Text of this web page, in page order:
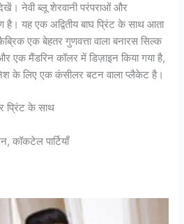
नेवी ब्लू शेरवानी परंपराओं और
यह एक अद्वितीय बाघ प्रिंट के साथ आता
एक बेहतर गुणवत्ता वाला बनारस सिल्क
एक मैंडरिन कॉलर में डिज़ाइन किया गया है,
के लिए एक कंसीलर बटन वाला प्लैकेट है।
प्रिंट के साथ
कॉकटेल पार्टियाँ